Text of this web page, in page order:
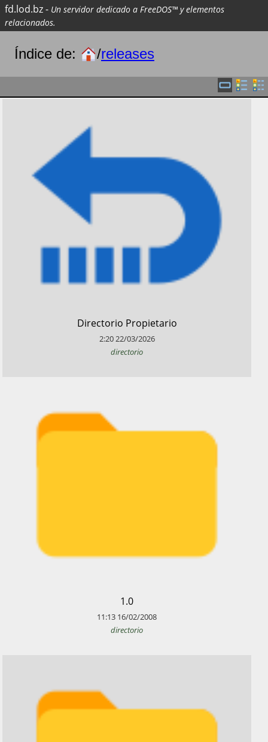
fd.lod.bz- Un servidor dedicado a FreeDOS™ y elementos
relacionados.
Índice de: /releases
​Directorio Propietario
2:2022/03/2026
directorio
​1.0
11:13 16/02/2008
directorio